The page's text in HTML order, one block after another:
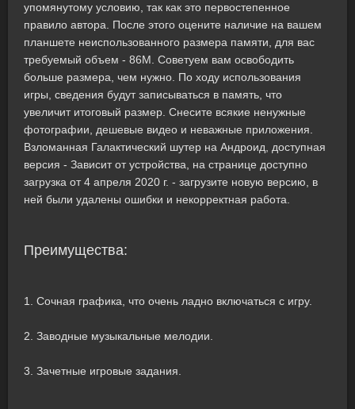
упомянутому условию, так как это первостепенное
правило автора. После этого оцените наличие на вашем
планшете неиспользованного размера памяти, для вас
требуемый объем - 86M. Советуем вам освободить
больше размера, чем нужно. По ходу использования
игры, сведения будут записываться в память, что
увеличит итоговый размер. Снесите всякие ненужные
фотографии, дешевые видео и неважные приложения.
Взломанная Галактический шутер на Андроид, доступная
версия - Зависит от устройства, на странице доступно
загрузка от 4 апреля 2020 г. - загрузите новую версию, в
ней были удалены ошибки и некорректная работа.
Преимущества:
1. Сочная графика, что очень ладно включаться с игру.
2. Заводные музыкальные мелодии.
3. Зачетные игровые задания.